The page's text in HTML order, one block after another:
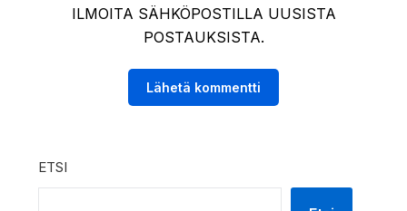
ILMOITA SÄHKÖPOSTILLA UUSISTA
POSTAUKSISTA.
ETSI